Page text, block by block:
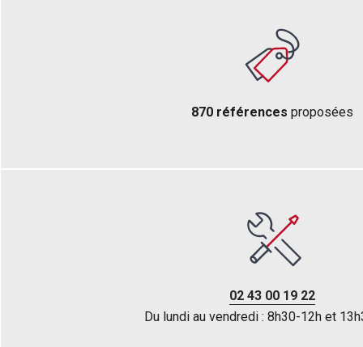
870 références proposées
02 43 00 19 22
Du lundi au vendredi : 8h30-12h et